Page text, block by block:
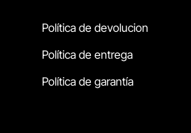
Política de devolucion
Política de entrega
Política de garantía